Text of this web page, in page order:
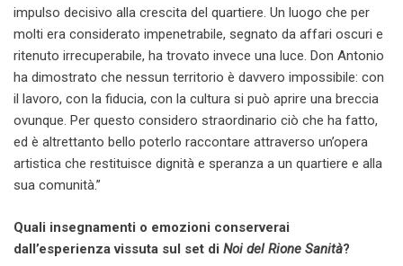
impulso decisivo alla crescita del quartiere. Un luogo che per
molti era considerato impenetrabile, segnato da affari oscuri e
ritenuto irrecuperabile, ha trovato invece una luce. Don Antonio
ha dimostrato che nessun territorio è davvero impossibile: con
il lavoro, con la fiducia, con la cultura si può aprire una breccia
ovunque. Per questo considero straordinario ciò che ha fatto,
ed è altrettanto bello poterlo raccontare attraverso un’opera
artistica che restituisce dignità e speranza a un quartiere e alla
sua comunità.”
Quali insegnamenti o emozioni conserverai
dall’esperienza vissuta sul set di Noi del Rione Sanità?